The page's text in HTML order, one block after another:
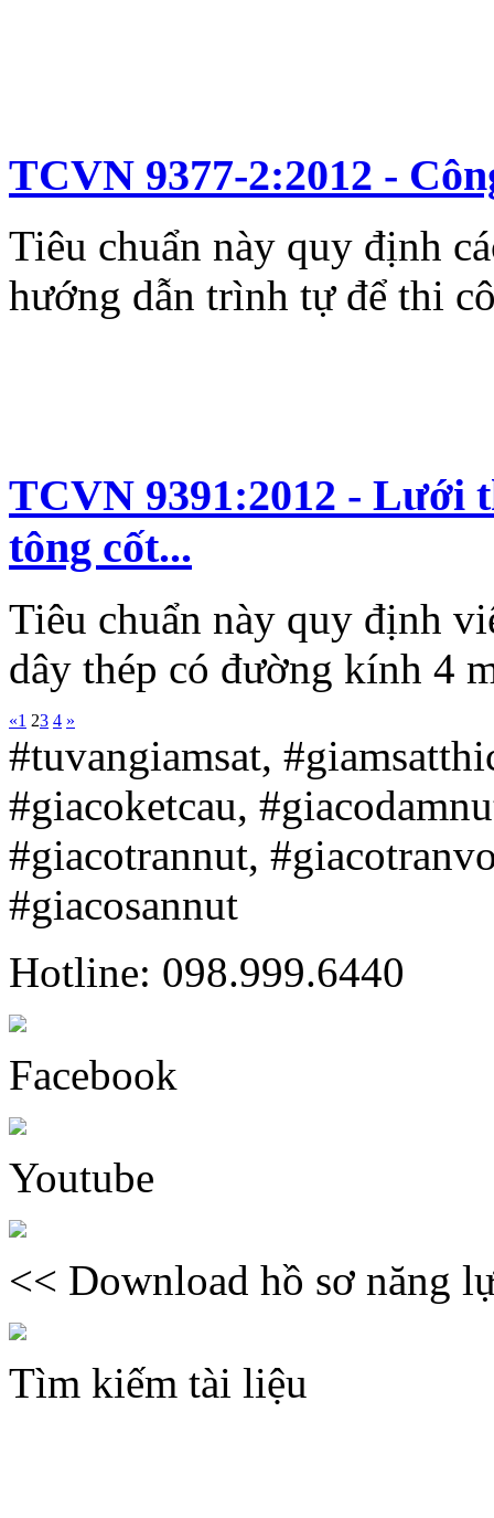
TCVN 9377-2:2012 -
Tiêu chuẩn này quy định
hướng dẫn trình tự để thi
TCVN 9391:2012 - Lưới
tông cốt...
Tiêu chuẩn này quy định
dây thép có đường kính 4
«1 23 4 »
#tuvangiamsat,
#giacoketcau,
#giacotrannut,
#giacosannut
Hotline: 098.999.6440
Facebook
Youtube
<< Download hồ sơ năng
Tìm kiếm tài liệu